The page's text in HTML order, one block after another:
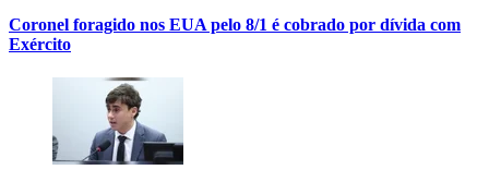
Coronel foragido nos EUA pelo 8/1 é cobrado por dívida com
Exército